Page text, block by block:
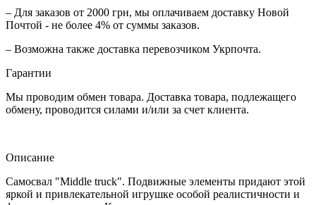
– Для заказов от 2000 грн, мы оплачиваем доставку Новой
Почтой - не более 4% от суммы заказов.
– Возможна также доставка перевозчиком Укрпочта.
Гарантии
Мы проводим обмен товара. Доставка товара, подлежащего
обмену, проводится силами и/или за счет клиента.
Описание
Самосвал "Middle truck". Подвижные элементы придают этой
яркой и привлекательной игрушке особой реалистичности и